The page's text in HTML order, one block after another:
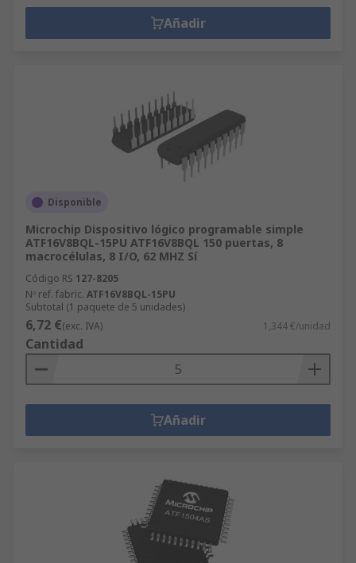
Añadir
Disponible
Microchip Dispositivo lógico programable simple
ATF16V8BQL-15PU ATF16V8BQL 150 puertas, 8
macrocélulas, 8 I/O, 62 MHZ Sí
Código RS 127-8205
Nº ref. fabric. ATF16V8BQL-15PU
Subtotal (1 paquete de 5 unidades)
6,72 €(exc. IVA) 1,344 €/unidad
Cantidad
Añadir